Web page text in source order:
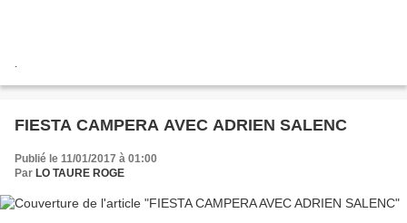
FIESTA CAMPERA AVEC ADRIEN SALENC
Publié le 11/01/2017 à 01:00
Par LO TAURE ROGE